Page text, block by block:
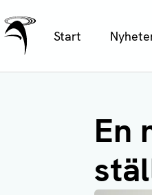
Ålands Radio & TV
Start
En